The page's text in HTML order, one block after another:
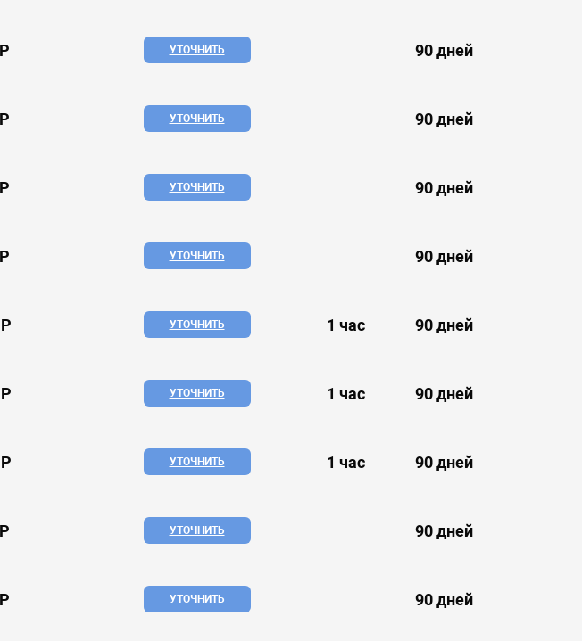
УТОЧНИТЬ 90 дней
УТОЧНИТЬ 90 дней
УТОЧНИТЬ 90 дней
УТОЧНИТЬ 90 дней
УТОЧНИТЬ 1 час 90 дней
УТОЧНИТЬ 1 час 90 дней
УТОЧНИТЬ 1 час 90 дней
УТОЧНИТЬ 90 дней
УТОЧНИТЬ 90 дней